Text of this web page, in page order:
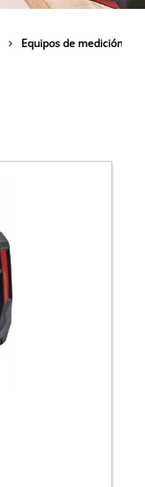
Equipos de medición